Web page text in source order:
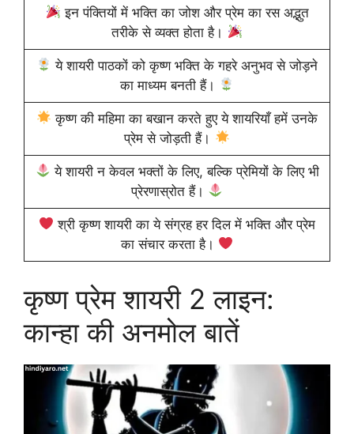
इन पंक्तियों में भक्ति का जोश और प्रेम का रस अद्भुत
तरीके से व्यक्त होता है।
ये शायरी पाठकों को कृष्ण भक्ति के गहरे अनुभव से जोड़ने
का माध्यम बनती हैं।
कृष्ण की महिमा का बखान करते हुए ये शायरियाँ हमें उनके
प्रेम से जोड़ती हैं।
ये शायरी न केवल भक्तों के लिए, बल्कि प्रेमियों के लिए भी
प्रेरणास्रोत हैं।
श्री कृष्ण शायरी का ये संग्रह हर दिल में भक्ति और प्रेम
का संचार करता है।
कृष्ण प्रेम शायरी 2 लाइन:
कान्हा की अनमोल बातें